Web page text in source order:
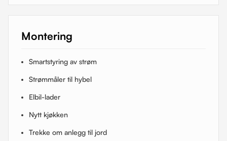
Montering
Smartstyring av strøm
Strømmåler til hybel
Elbil-lader
Nytt kjøkken
Trekke om anlegg til jord